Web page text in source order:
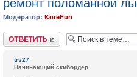
ремонт поломанной
Модератор: KoreFun
Ответить
trv27
Начинающий скибордер